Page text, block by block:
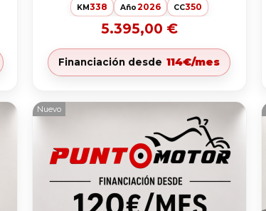
KM338 Año2026 CC350
5.395,00 €
Financiación desde 114€/mes
Nuevo